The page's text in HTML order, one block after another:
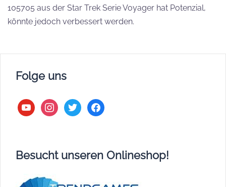
105705 aus der Star Trek Serie Voyager hat Potenzial,
könnte jedoch verbessert werden.
Folge uns
youtubeinstagram
twitter facebook
Besucht unseren Onlineshop!